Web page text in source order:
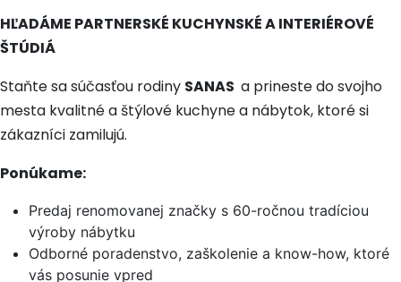
HĽADÁME PARTNERSKÉ KUCHYNSKÉ A INTERIÉROVÉ
ŠTÚDIÁ
Staňte sa súčasťou rodiny SANAS a prineste do svojho
mesta kvalitné a štýlové kuchyne a nábytok, ktoré si
zákazníci zamilujú.
Ponúkame:
Predaj renomovanej značky s 60-ročnou tradíciou
výroby nábytku
Odborné poradenstvo, zaškolenie a know-how, ktoré
vás posunie vpred